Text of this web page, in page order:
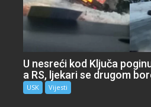
U nesreći kod Ključa
a RS, ljekari se drugom
USK Vijesti